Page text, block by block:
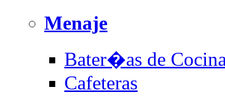
Menaje
Bater�as de
Cafeteras